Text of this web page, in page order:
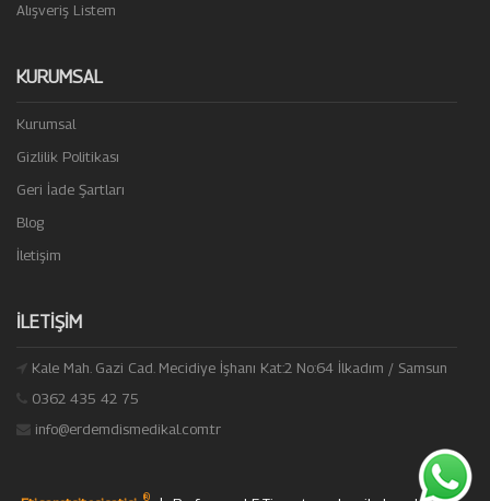
Alışveriş Listem
KURUMSAL
Kurumsal
Gizlilik Politikası
Geri İade Şartları
Blog
İletişim
İLETIŞIM
Kale Mah. Gazi Cad. Mecidiye İşhanı Kat:2 No:64 İlkadım / Samsun
0362 435 42 75
info@erdemdismedikal.com.tr